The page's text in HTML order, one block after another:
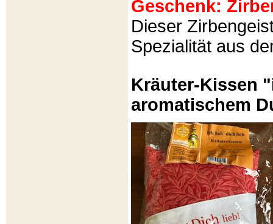
Geschenk:
Dieser
Spezialität aus
Kräuter-Kissen
aromatischem